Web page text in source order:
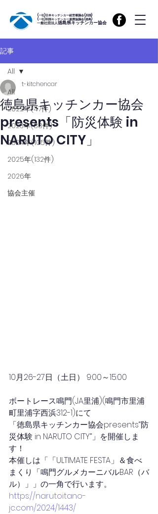
(一社)日本キッチンカー経営審議会(四国)
(一社)四国キッチンカー連携協議会(徳島)
一般社団法人徳島県キッチンカー協会
記事
All
2022年(47件)
2023年(88件)
2024年(105件)
2025年(132件)
2026年
協会主催
All
徳島県キッチンカー協会
presents「防災体験 in
NARUTO CITY」
t-kitchencar
10月26-27日（土日） 9:00～15:00
ボートレース鳴門(JA里浦)(鳴門市里浦
町里浦字西浜312-1)にて
「徳島県キッチンカー協会presents“防
災体験 in NARUTO CITY”」を開催しま
す！
本催しは「「ULTIMATE FESTA」＆食べ
まくり「鳴門グルメカーニバルBAR（バ
ル）」」の一角で行います。
https://narutoitano-
jc.com/2024/1443/